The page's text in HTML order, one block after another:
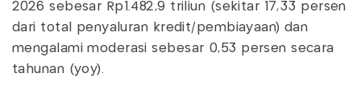
2026 sebesar Rp1.482,9 triliun (sekitar 17,33 persen
dari total penyaluran kredit/pembiayaan) dan
mengalami moderasi sebesar 0,53 persen secara
tahunan (yoy).